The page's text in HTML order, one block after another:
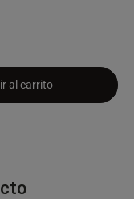
al carrito